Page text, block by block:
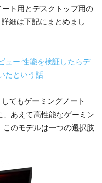
ト用とデスクトップ用の
細は下記にまとめまし
ュー|性能を検証したらデ
たという話
てもゲーミングノート
あえて高性能なゲーミン
このモデルは一つの選択肢